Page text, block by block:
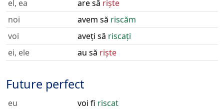
el, ea
are să riște
noi
avem să riscăm
voi
aveți să riscați
ei, ele
au să riște
Future perfect
eu voi fi riscat